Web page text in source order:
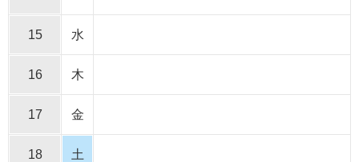
15 水
16 木
17 金
18 土